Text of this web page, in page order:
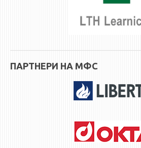
ИНФОРМАЦИИ ОД ЈАВЕН КАРАКТЕР
НАСТАВЕН КАДАР
ПАРТНЕРИ НА МФС